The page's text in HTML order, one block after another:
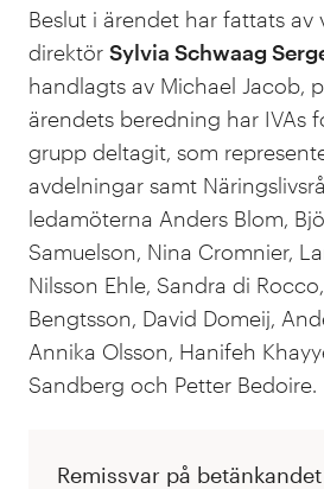
Beslut i ärendet har fattats av
direktör Sylvia Schwaag
handlagts av Michael Jacob,
ärendets beredning har IVAs
grupp deltagit, som
avdelningar samt
ledamöterna Anders Blom,
Samuelson, Nina Cromnier,
Nilsson Ehle, Sandra di
Bengtsson, David Domeij,
Annika Olsson, Hanifeh
Sandberg och Petter Bedoire.
Remissvar på betänkandet